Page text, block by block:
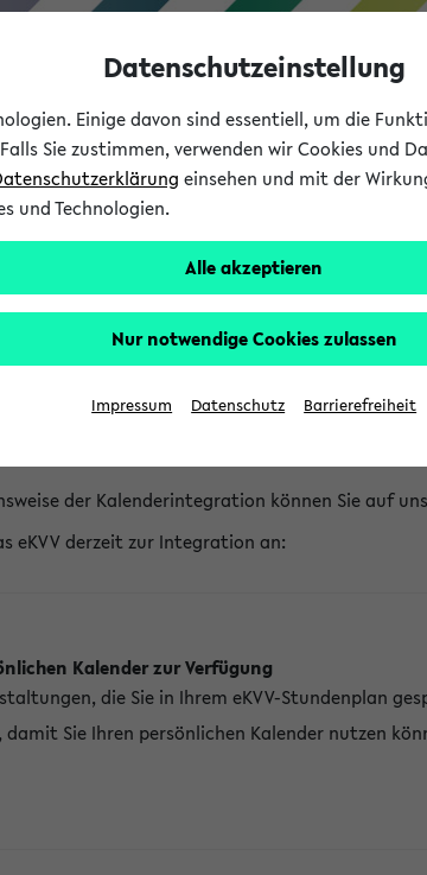
und Newsfeeds
Veranstaltungstermine in eine Vielzahl von
der Kalenderintegration können Sie auf
eKVV derzeit zur Integration an:
Kalender zur Verfügung
die Sie in Ihrem eKVV-Stundenplan
Sie Ihren persönlichen Kalender nutzen
Datenschutzeinstellung
Einige davon sind essentiell, um die
Sie zustimmen, verwenden wir Cookies und
einsehen und mit der
und Technologien.
Alle akzeptieren
Nur notwendige Cookies zulassen
Impressum Datenschutz Barrierefreiheit